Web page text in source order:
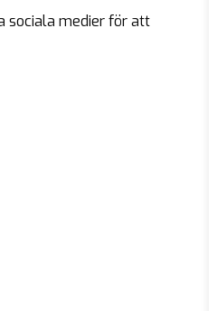
sociala medier för att